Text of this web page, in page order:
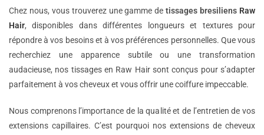
Chez nous, vous trouverez une gamme detissages bresiliens Raw
Hair, disponibles dans différentes longueurs et textures pour
répondre à vos besoins et à vos préférences personnelles. Que vous
recherchiez une apparence subtile ou une transformation
audacieuse, nos tissages en Raw Hair sont conçus pour s’adapter
parfaitement à vos cheveux et vous offrir une coiffure impeccable.
Nous comprenons l’importance de la qualité et de l’entretien de vos
extensions capillaires. C’est pourquoi nos extensions de cheveux